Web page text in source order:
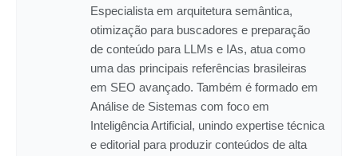
Especialista em arquitetura semântica,
otimização para buscadores e preparação
de conteúdo para LLMs e IAs, atua como
uma das principais referências brasileiras
em SEO avançado. Também é formado em
Análise de Sistemas com foco em
Inteligência Artificial, unindo expertise técnica
e editorial para produzir conteúdos de alta